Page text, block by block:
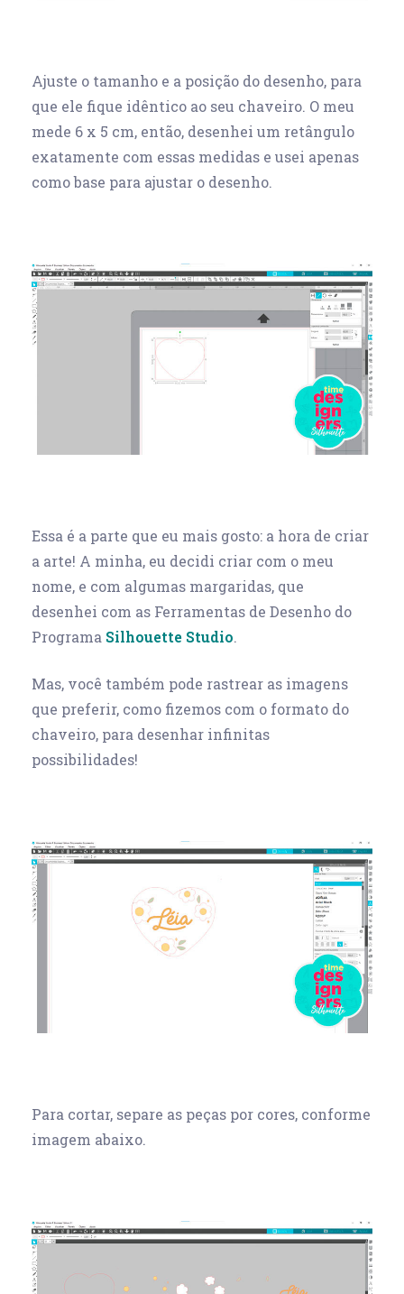
Ajuste o tamanho e a posição do desenho, para
que ele fique idêntico ao seu chaveiro. O meu
mede 6 x 5 cm, então, desenhei um retângulo
exatamente com essas medidas e usei apenas
como base para ajustar o desenho.
Essa é a parte que eu mais gosto: a hora de criar
a arte! A minha, eu decidi criar com o meu
nome, e com algumas margaridas, que
desenhei com as Ferramentas de Desenho do
Programa Silhouette Studio.
Mas, você também pode rastrear as imagens
que preferir, como fizemos com o formato do
chaveiro, para desenhar infinitas
possibilidades!
Para cortar, separe as peças por cores, conforme
imagem abaixo.